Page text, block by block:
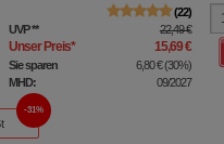
22
UVP** 22,49 €
Unser Preis* 15,69 €
Sie sparen 6,80 €(30%)
MHD:
09/2027
31%